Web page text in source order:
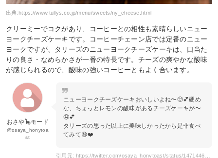
出典:https://www.tullys.co.jp/menu/sweets/ny_cheese.html
クリーミーでコクがあり、コーヒーとの相性も素晴らしいニュー
ヨークチーズケーキです。コーヒーチェーン店では定番のニュー
ヨークですが、タリーズのニューヨークチーズケーキは、口当た
りの良さ・なめらかさが一番の特長です。チーズの爽やかな酸味
が感じられるので、酸味の強いコーヒーともよく合います。
おさや🦕モード
@osaya_honytoa
st
ニューヨークチーズケーキおいしいよね〜🥺💕硬め
な、ちょっとレモンの酸味があるチーズケーキが〜
🤤💕
タリーズの思った以上に美味しかったから是非食べ
てみて😆❤️